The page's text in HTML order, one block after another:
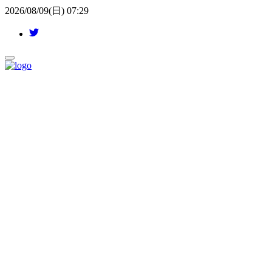
2026/08/09(日) 07:29